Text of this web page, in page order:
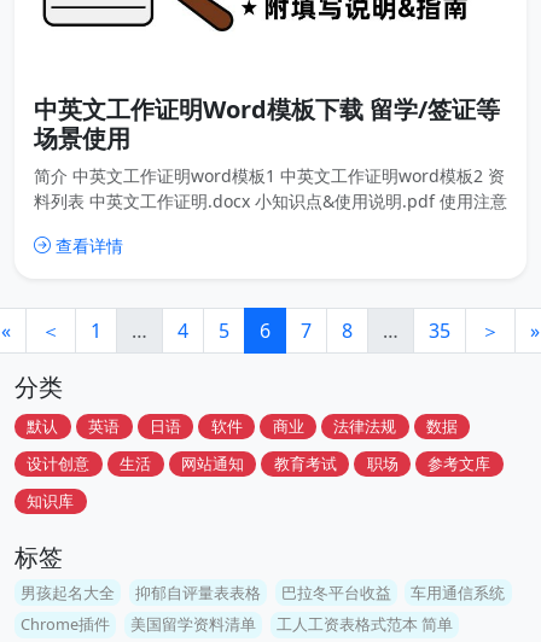
中英文工作证明Word模板下载 留学/签证等
场景使用
简介 中英文工作证明word模板1 中英文工作证明word模板2 资
料列表 中英文工作证明.docx 小知识点&使用说明.pdf 使用注意
查看详情
« ＜ 1 … 4 5 6 7 8 … 35 ＞ »
分类
默认 英语 日语 软件 商业 法律法规
数据
设计创意
生活 网站通知 教育考试 职场
参考文库
知识库
标签
男孩起名大全 抑郁自评量表表格 巴拉冬平台收益
车用通信系统
Chrome插件
美国留学资料清单
工人工资表格式范本 简单